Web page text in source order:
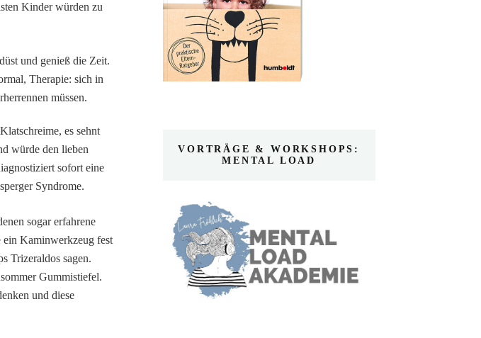
Kinder würden zu
und genieß die Zeit.
Therapie: sich in
müssen.
es sehnt
würde den lieben
sofort eine
Syndrome.
sogar erfahrene
ein Kaminwerkzeug fest
Trizeraldos sagen.
Gummistiefel.
und diese
VORTRÄGE & WORKSHOPS:
MENTAL LOAD